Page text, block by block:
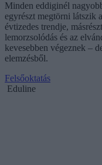
Minden eddiginél
egyrészt megtörni látszik
évtizedes trendje,
lemorzsolódás és az
kevesebben végeznek –
elemzésből.
Felsőoktatás
Eduline